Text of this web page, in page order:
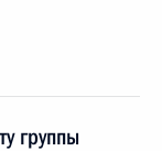
группы